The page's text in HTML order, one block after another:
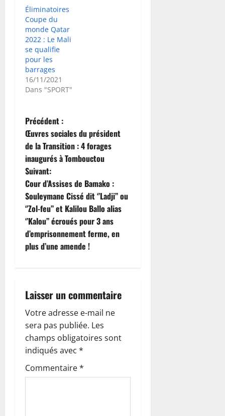
Éliminatoires
Coupe du
monde Qatar
2022 : Le Mali
se qualifie
pour les
barrages
16/11/2021
Dans "SPORT"
N
a
v
i
g
a
t
o
n
d
’
a
Précédent :
Œuvres sociales du président
de la Transition : 4 forages
inaugurés à Tombouctou
Suivant:
Cour d’Assises de Bamako :
Souleymane Cissé dit ‘’Ladji’’ ou
‘’Zol-feu’’ et Kalilou Ballo alias
‘’Kalou’’ écroués pour 3 ans
d’emprisonnement ferme, en
plus d’une amende !
Laisser un commentaire
Votre adresse e-mail ne
sera pas publiée. Les
champs obligatoires sont
indiqués avec *
Commentaire*